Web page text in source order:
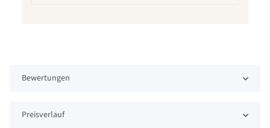
Bewertungen
Preisverlauf